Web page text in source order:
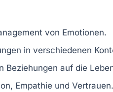
von Emotionen.
in verschiedenen
Beziehungen auf die
Empathie und Vertrauen.